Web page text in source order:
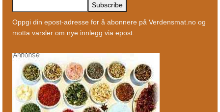
Oppgi din epost-adresse for å abonnere på Verdensmat.no og
motta varsler om nye innlegg via epost.